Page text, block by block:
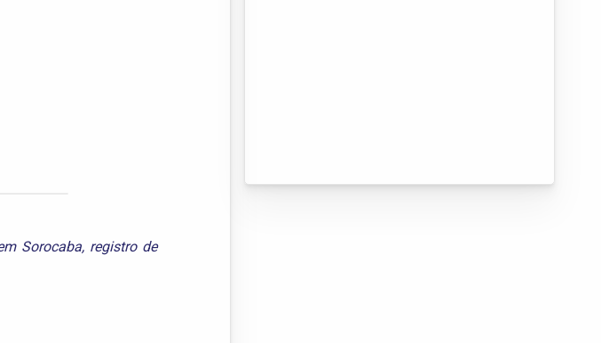
Sorocaba, registro de